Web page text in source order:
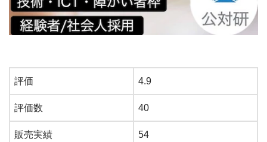
評価 4.9
評価数 40
販売実績 54